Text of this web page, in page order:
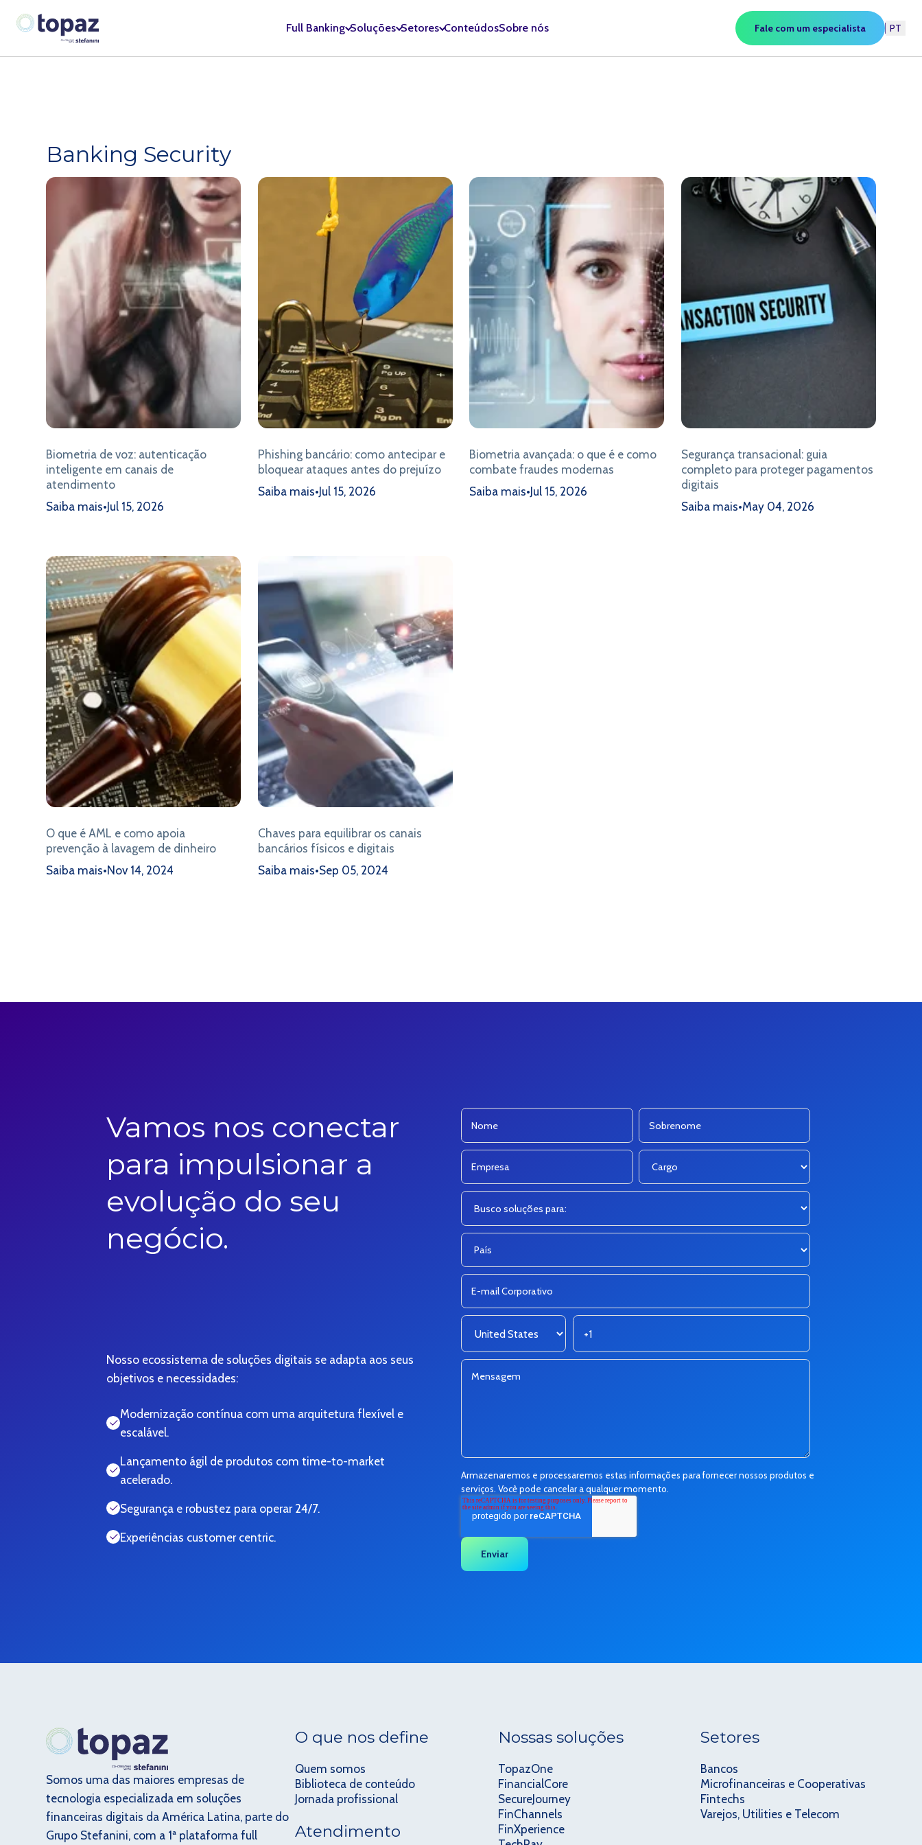
Full Banking Soluções Setores ConteúdosSobre nós Fale com um especialista PT
Banking Security
Biometria de voz: autenticação
inteligente em canais de
atendimento
Saiba mais•Jul 15, 2026
Phishing bancário: como antecipar e
bloquear ataques antes do prejuízo
Saiba mais•Jul 15, 2026
Biometria avançada: o que é e como
combate fraudes modernas
Saiba mais•Jul 15, 2026
Segurança transacional: guia
completo para proteger pagamentos
digitais
Saiba mais•May 04, 2026
O que é AML e como apoia
prevenção à lavagem de dinheiro
Saiba mais•Nov 14, 2024
Chaves para equilibrar os canais
bancários físicos e digitais
Saiba mais•Sep 05, 2024
Vamos nos conectar
para impulsionar a
evolução do seu
negócio.
Nosso ecossistema de soluções digitais se adapta aos seus
objetivos e necessidades:
Modernização contínua com uma arquitetura flexível e
escalável.
Lançamento ágil de produtos com time-to-market
acelerado.
Segurança e robustez para operar 24/7.
Experiências customer centric.
Armazenaremos e processaremos estas informações para fornecer nossos produtos e
serviços. Você pode cancelar a qualquer momento.
Somos uma das maiores empresas de
tecnologia especializada em soluções
financeiras digitais da América Latina, parte do
Grupo Stefanini, com a 1ª plataforma full
O que nos define
Quem somos
Biblioteca de conteúdo
Jornada profissional
Atendimento
Nossas soluções
TopazOne
FinancialCore
SecureJourney
FinChannels
FinXperience
Setores
Bancos
Microfinanceiras e Cooperativas
Fintechs
Varejos, Utilities e Telecom